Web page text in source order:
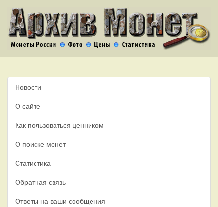
Новости
О сайте
Как пользоваться ценником
О поиске монет
Статистика
Обратная связь
Ответы на ваши сообщения